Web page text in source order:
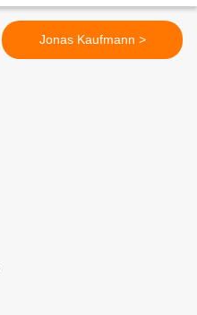
Jonas Kaufmann >